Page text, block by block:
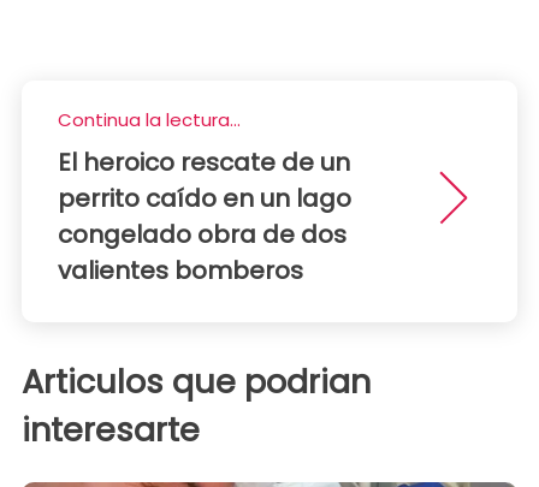
Continua la lectura...
El heroico rescate de un
perrito caído en un lago
congelado obra de dos
valientes bomberos
Articulos que podrian
interesarte